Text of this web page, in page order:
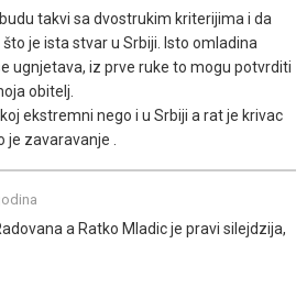
takvi sa dvostrukim kriterijima i da
je ista stvar u Srbiji. Isto omladina
ugnjetava, iz prve ruke to mogu potvrditi
obitelj.
ekstremni nego i u Srbiji a rat je krivac
je zavaravanje .
a Ratko Mladic je pravi silejdzija,